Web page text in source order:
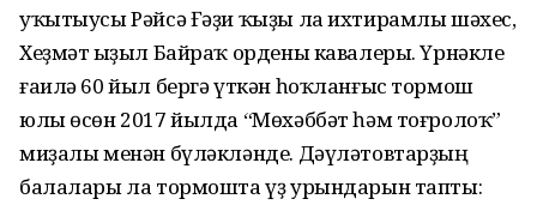
уҡытыусы Рәйсә Ғәҙи ҡыҙы ла ихтирамлы шәхес,
Хеҙмәт Ҡыҙыл Байраҡ ордены кавалеры. Үрнәкле
ғаилә 60 йыл бергә үткән һоҡланғыс тормош
юлы өсөн 2017 йылда “Мөхәббәт һәм тоғролоҡ”
миҙалы менән бүләкләнде. Дәүләтовтарҙың
балалары ла тормошта үҙ урындарын тапты: